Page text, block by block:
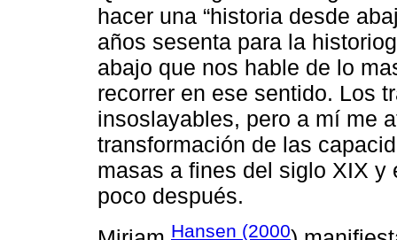
hacer una “historia desde
años sesenta para la
abajo que nos hable de lo
recorrer en ese sentido. Los
insoslayables, pero a mí me
transformación de las
masas a fines del siglo XIX
poco después.
Hansen (2000